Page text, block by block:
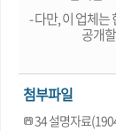
- 다만, 이 업체
공개
첨부파일
34 설명자료